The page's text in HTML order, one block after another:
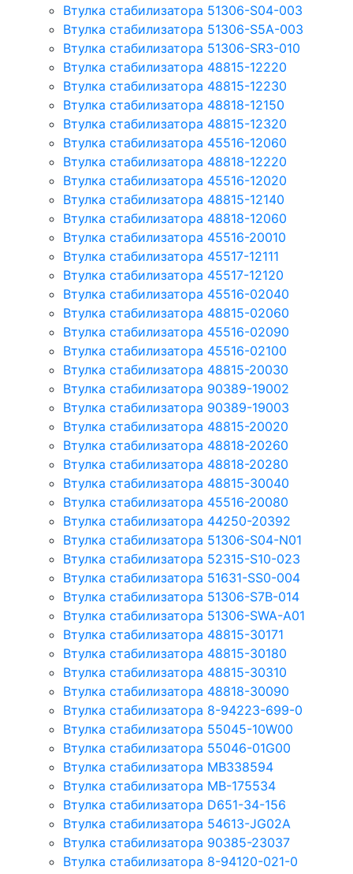
Втулка стабилизатора 51306-S04-003
Втулка стабилизатора 51306-S5A-003
Втулка стабилизатора 51306-SR3-010
Втулка стабилизатора 48815-12220
Втулка стабилизатора 48815-12230
Втулка стабилизатора 48818-12150
Втулка стабилизатора 48815-12320
Втулка стабилизатора 45516-12060
Втулка стабилизатора 48818-12220
Втулка стабилизатора 45516-12020
Втулка стабилизатора 48815-12140
Втулка стабилизатора 48818-12060
Втулка стабилизатора 45516-20010
Втулка стабилизатора 45517-12111
Втулка стабилизатора 45517-12120
Втулка стабилизатора 45516-02040
Втулка стабилизатора 48815-02060
Втулка стабилизатора 45516-02090
Втулка стабилизатора 45516-02100
Втулка стабилизатора 48815-20030
Втулка стабилизатора 90389-19002
Втулка стабилизатора 90389-19003
Втулка стабилизатора 48815-20020
Втулка стабилизатора 48818-20260
Втулка стабилизатора 48818-20280
Втулка стабилизатора 48815-30040
Втулка стабилизатора 45516-20080
Втулка стабилизатора 44250-20392
Втулка стабилизатора 51306-S04-N01
Втулка стабилизатора 52315-S10-023
Втулка стабилизатора 51631-SS0-004
Втулка стабилизатора 51306-S7B-014
Втулка стабилизатора 51306-SWA-A01
Втулка стабилизатора 48815-30171
Втулка стабилизатора 48815-30180
Втулка стабилизатора 48815-30310
Втулка стабилизатора 48818-30090
Втулка стабилизатора 8-94223-699-0
Втулка стабилизатора 55045-10W00
Втулка стабилизатора 55046-01G00
Втулка стабилизатора MB338594
Втулка стабилизатора MB-175534
Втулка стабилизатора D651-34-156
Втулка стабилизатора 54613-JG02A
Втулка стабилизатора 90385-23037
Втулка стабилизатора 8-94120-021-0